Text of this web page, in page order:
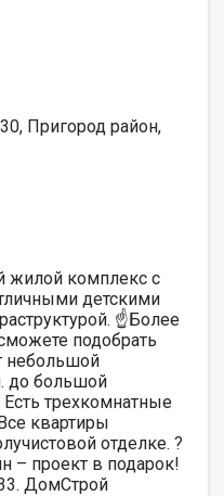
Пригород район,
жилой комплекс с
детскими
☝️Более
подобрать
небольшой
до большой
трехкомнатные
квартиры
отделке. ?
– проект в подарок!
ДомСтрой